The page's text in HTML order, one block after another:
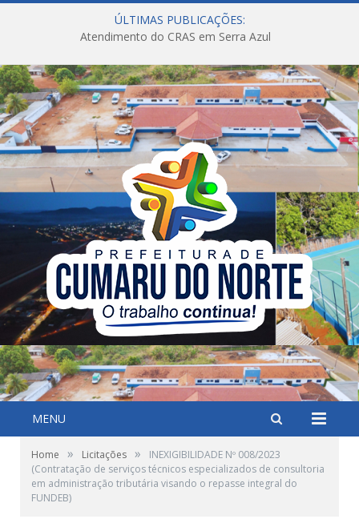
ÚLTIMAS PUBLICAÇÕES:
Atendimento do CRAS em Serra Azul
MENU
Home » Licitações »
INEXIGIBILIDADE Nº 008/2023
(Contratação de serviços técnicos especializados de consultoria
em administração tributária visando o repasse integral do
FUNDEB)